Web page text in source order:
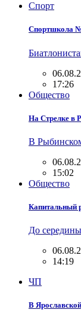
Спорт
Спортшкола №
17:26
Общество
На Стрелке в
В
15:02
Общество
Капитальный
До
14:19
ЧП
В